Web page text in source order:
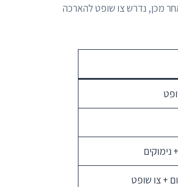
בפני שופט. לאחר מכן, נדרש צו שופט להארכה
נימוקים
+ צו שופט